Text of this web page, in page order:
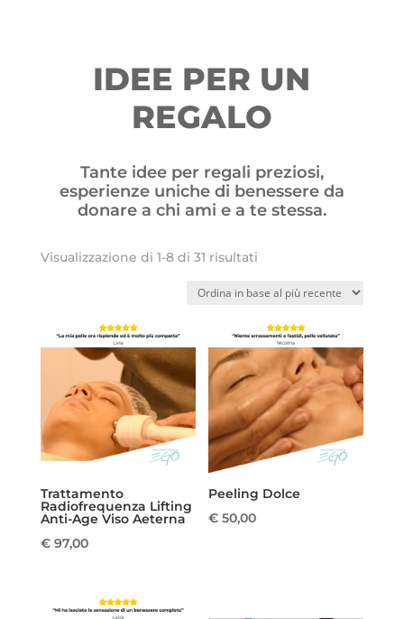
IDEE PER UN
REGALO
Tante idee per regali preziosi,
esperienze uniche di benessere da
donare a chi ami e a te stessa.
Visualizzazione di 1-8 di 31 risultatiOrdina
base
più
recente
Trattamento
Radiofrequenza Lifting
Anti-Age Viso Aeterna
€97,00
Peeling Dolce
€ 50,00